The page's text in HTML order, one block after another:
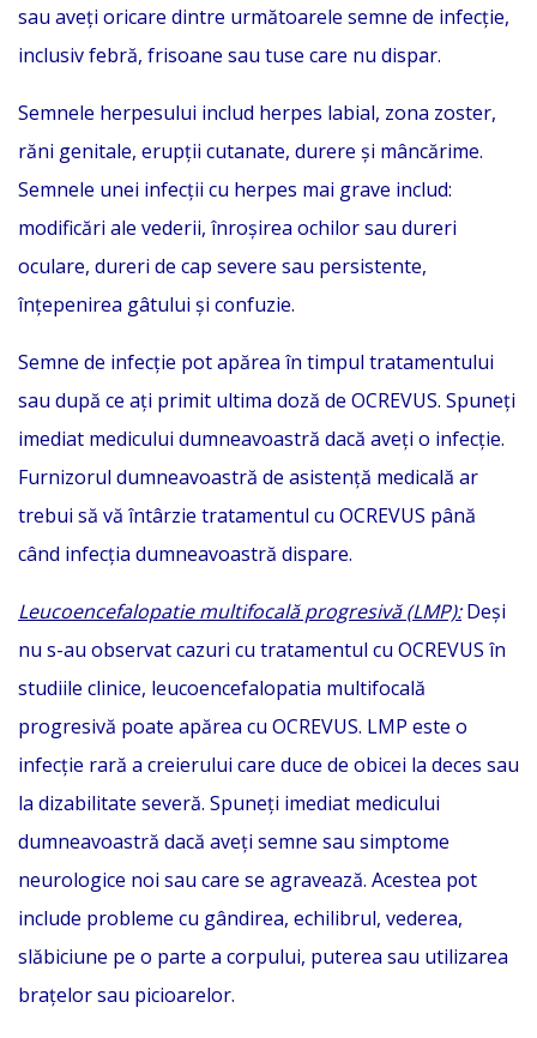
sau aveți oricare dintre următoarele semne de infecție,
inclusiv febră, frisoane sau tuse care nu dispar.
Semnele herpesului includ herpes labial, zona zoster,
răni genitale, erupții cutanate, durere și mâncărime.
Semnele unei infecții cu herpes mai grave includ:
modificări ale vederii, înroșirea ochilor sau dureri
oculare, dureri de cap severe sau persistente,
înțepenirea gâtului și confuzie.
Semne de infecție pot apărea în timpul tratamentului
sau după ce ați primit ultima doză de OCREVUS. Spuneți
imediat medicului dumneavoastră dacă aveți o infecție.
Furnizorul dumneavoastră de asistență medicală ar
trebui să vă întârzie tratamentul cu OCREVUS până
când infecția dumneavoastră dispare.
Leucoencefalopatie multifocală progresivă (LMP):Deși
nu s-au observat cazuri cu tratamentul cu OCREVUS în
studiile clinice, leucoencefalopatia multifocală
progresivă poate apărea cu OCREVUS. LMP este o
infecție rară a creierului care duce de obicei la deces sau
la dizabilitate severă. Spuneți imediat medicului
dumneavoastră dacă aveți semne sau simptome
neurologice noi sau care se agravează. Acestea pot
include probleme cu gândirea, echilibrul, vederea,
slăbiciune pe o parte a corpului, puterea sau utilizarea
brațelor sau picioarelor.